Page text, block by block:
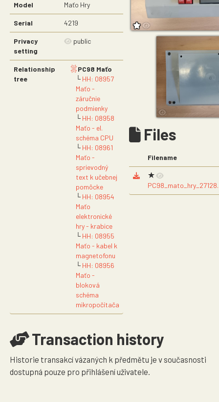
Model Maťo Hry
Serial 4219
Privacy
setting
public
Relationship
tree
PC98 Maťo
└ HH: 08957
Maťo -
záručnie
podmienky
└ HH: 08958
Maťo - el.
schéma CPU
└ HH: 08961
Maťo -
sprievodný
text k učebnej
pomôcke
└ HH: 08954
Maťo
elektronické
hry - krabice
└ HH: 08955
Maťo - kabel k
magnetofonu
└ HH: 08956
Maťo -
bloková
schéma
mikropočítača
Files
Filename
Transaction history
Historie transakcí vázaných k předmětu je v současnosti
dostupná pouze pro přihlášení uživatele.